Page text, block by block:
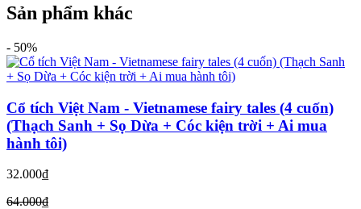
Sản phẩm khác
- 50%
Cổ tích Việt Nam - Vietnamese fairy tales (4 cuốn)
(Thạch Sanh + Sọ Dừa + Cóc kiện trời + Ai mua
hành tôi)
32.000₫
64.000₫